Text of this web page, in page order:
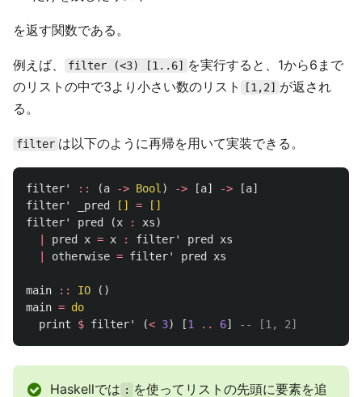
を返す関数である。
例えば、 filter (<3) [1..6]
を実行すると、1から6まで
のリストの中で3より小さい数のリスト
[1,2] が返され
る。
filter は以下のように再帰を用いて実装できる。
filter' :: (a -> Bool ) -> [a] -> [a]
filter'
_pred [] =
[]
filter'
pred (x : xs)
pred x = x : filter' pred
xs
otherwise = filter' pred xs
main :: IO
()
main = do
print
$ filter' (< 3) [1 .. 6] -- [1, 2]
Haskellでは : を使ってリストの先頭に要素を追